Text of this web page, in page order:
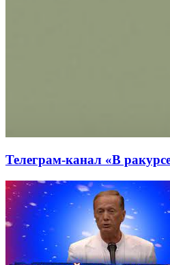
Телеграм-канал «В